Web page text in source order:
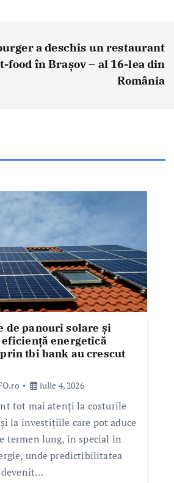
a deschis un restaurant
food în Brașov – al 16-lea din
România
de panouri solare și
energetică
tbi bank au crescut
iulie 4, 2026
tot mai atenți la costurile
la investițiile care pot aduce
termen lung, în special în
unde predictibilitatea